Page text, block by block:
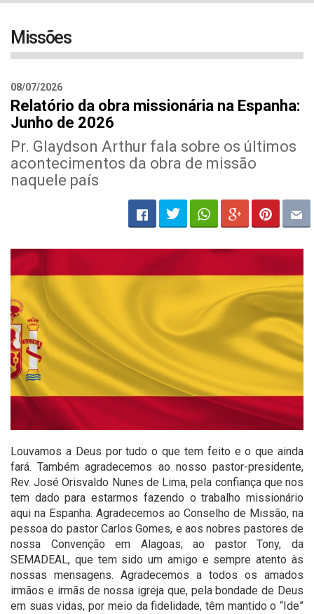
Missões
08/07/2026
Relatório da obra missionária na Espanha:
Junho de 2026
Pr. Glaydson Arthur fala sobre os últimos
acontecimentos da obra de missão
naquele país
Louvamos a Deus por tudo o que tem feito e o que ainda
fará. Também agradecemos ao nosso pastor-presidente,
Rev. José Orisvaldo Nunes de Lima, pela confiança que nos
tem dado para estarmos fazendo o trabalho missionário
aqui na Espanha. Agradecemos ao Conselho de Missão, na
pessoa do pastor Carlos Gomes, e aos nobres pastores de
nossa Convenção em Alagoas; ao pastor Tony, da
SEMADEAL, que tem sido um amigo e sempre atento às
nossas mensagens. Agradecemos a todos os amados
irmãos e irmãs de nossa igreja que, pela bondade de Deus
em suas vidas, por meio da fidelidade, têm mantido o “Ide”